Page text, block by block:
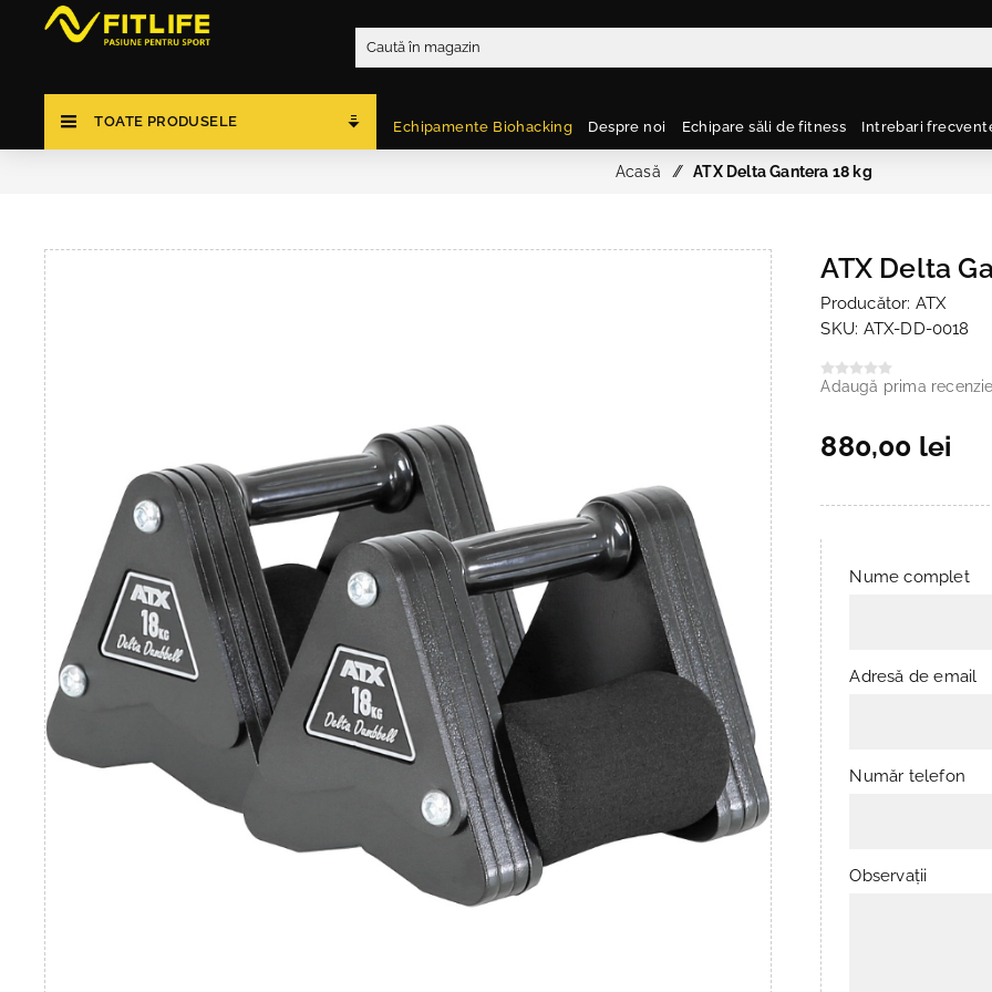
TOATE PRODUSELE Echipamente Biohacking Despre noi Echipare săli de fitness Intrebari
Acasă / ATX Delta Gantera 18 kg
ATX Delta
Producător: ATX
SKU: ATX-DD-0018
Adaugă prima
880,00 lei
Nume complet
Adresă de email
Număr telefon
Observații